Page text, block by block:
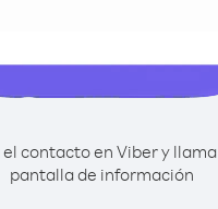
contacto en Viber y
pantalla de información